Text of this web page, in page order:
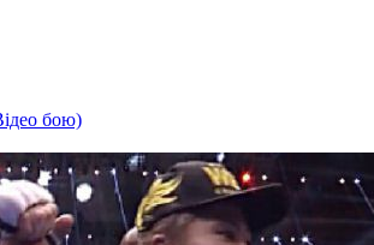
бою)